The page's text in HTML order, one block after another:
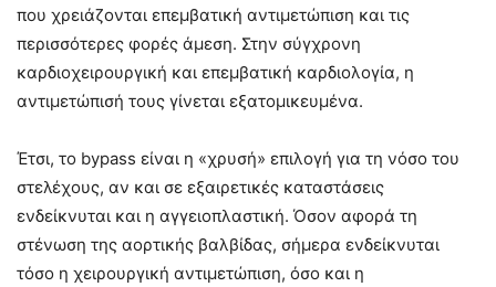
που χρειάζονται επεμβατική αντιμετώπιση και τις
περισσότερες φορές άμεση. Στην σύγχρονη
καρδιοχειρουργική και επεμβατική καρδιολογία, η
αντιμετώπισή τους γίνεται εξατομικευμένα.
Έτσι, το bypass είναι η «χρυσή» επιλογή για τη νόσο του
στελέχους, αν και σε εξαιρετικές καταστάσεις
ενδείκνυται και η αγγειοπλαστική. Όσον αφορά τη
στένωση της αορτικής βαλβίδας, σήμερα ενδείκνυται
τόσο η χειρουργική αντιμετώπιση, όσο και η